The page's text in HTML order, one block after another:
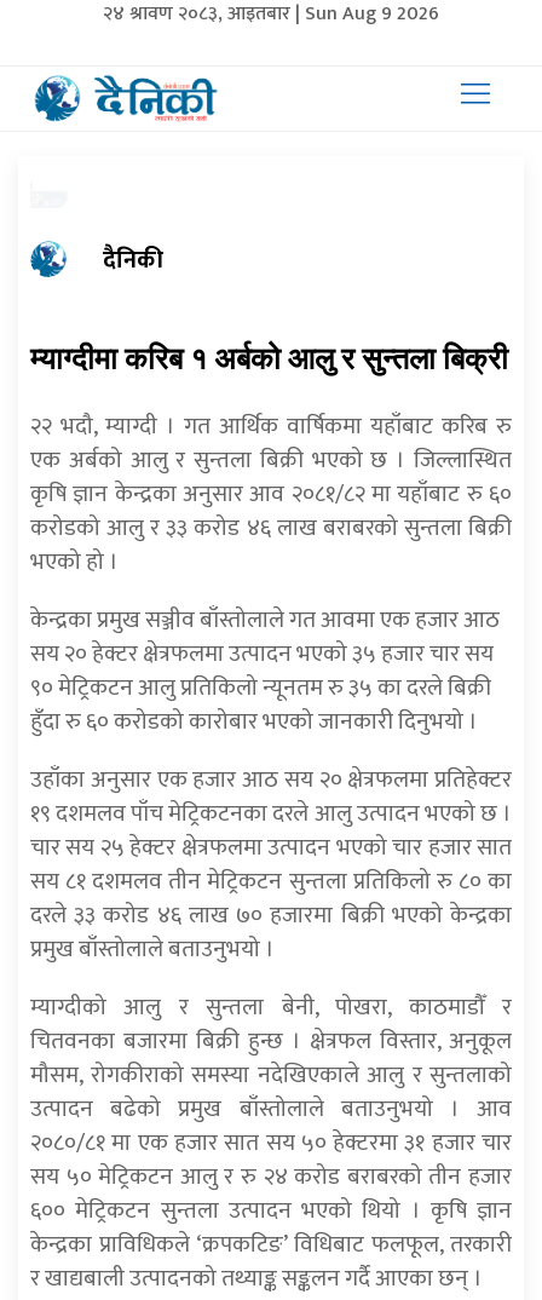
२४ श्रावण २०८३, आइतबार | Sun Aug 9 2026
दैनिकी
म्याग्दीमा करिब १ अर्बको आलु र सुन्तला बिक्री
२२ भदौ, म्याग्दी । गत आर्थिक वार्षिकमा यहाँबाट करिब रु
एक अर्बको आलु र सुन्तला बिक्री भएको छ । जिल्लास्थित
कृषि ज्ञान केन्द्रका अनुसार आव २०८१/८२ मा यहाँबाट रु ६०
करोडको आलु र ३३ करोड ४६ लाख बराबरको सुन्तला बिक्री
भएको हो ।
केन्द्रका प्रमुख सञ्जीव बाँस्तोलाले गत आवमा एक हजार आठ
सय २० हेक्टर क्षेत्रफलमा उत्पादन भएको ३५ हजार चार सय
९० मेट्रिकटन आलु प्रतिकिलो न्यूनतम रु ३५ का दरले बिक्री
हुँदा रु ६० करोडको कारोबार भएको जानकारी दिनुभयो ।
उहाँका अनुसार एक हजार आठ सय २० क्षेत्रफलमा प्रतिहेक्टर
१९ दशमलव पाँच मेट्रिकटनका दरले आलु उत्पादन भएको छ ।
चार सय २५ हेक्टर क्षेत्रफलमा उत्पादन भएको चार हजार सात
सय ८१ दशमलव तीन मेट्रिकटन सुन्तला प्रतिकिलो रु ८० का
दरले ३३ करोड ४६ लाख ७० हजारमा बिक्री भएको केन्द्रका
प्रमुख बाँस्तोलाले बताउनुभयो ।
म्याग्दीको आलु र सुन्तला बेनी, पोखरा, काठमाडौँ र
चितवनका बजारमा बिक्री हुन्छ । क्षेत्रफल विस्तार, अनुकूल
मौसम, रोगकीराको समस्या नदेखिएकाले आलु र सुन्तलाको
उत्पादन बढेको प्रमुख बाँस्तोलाले बताउनुभयो । आव
२०८०/८१ मा एक हजार सात सय ५० हेक्टरमा ३१ हजार चार
सय ५० मेट्रिकटन आलु र रु २४ करोड बराबरको तीन हजार
६०० मेट्रिकटन सुन्तला उत्पादन भएको थियो । कृषि ज्ञान
केन्द्रका प्राविधिकले ‘क्रपकटिङ’ विधिबाट फलफूल, तरकारी
र खाद्यबाली उत्पादनको तथ्याङ्क सङ्कलन गर्दै आएका छन् ।